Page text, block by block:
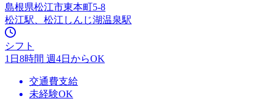
島根県松江市東本町5-8
松江駅、松江しんじ湖温泉駅
シフト
1日8時間 週4日からOK
交通費支給
未経験OK